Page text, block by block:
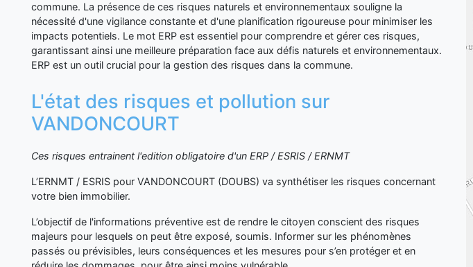
commune. La présence de ces risques naturels et environnementaux souligne la
nécessité d'une vigilance constante et d'une planification rigoureuse pour minimiser les
impacts potentiels. Le mot ERP est essentiel pour comprendre et gérer ces risques,
garantissant ainsi une meilleure préparation face aux défis naturels et environnementaux.
ERP est un outil crucial pour la gestion des risques dans la commune.
L'état des risques et pollution sur
VANDONCOURT
Ces risques entrainent l'edition obligatoire d'un ERP / ESRIS / ERNMT
L’ERNMT / ESRIS pour VANDONCOURT (DOUBS) va synthétiser les risques concernant
votre bien immobilier.
L’objectif de l'informations préventive est de rendre le citoyen conscient des risques
majeurs pour lesquels on peut être exposé, soumis. Informer sur les phénomènes
passés ou prévisibles, leurs conséquences et les mesures pour s’en protéger et en